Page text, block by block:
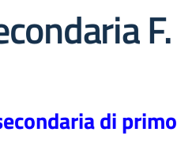
F.
di primo